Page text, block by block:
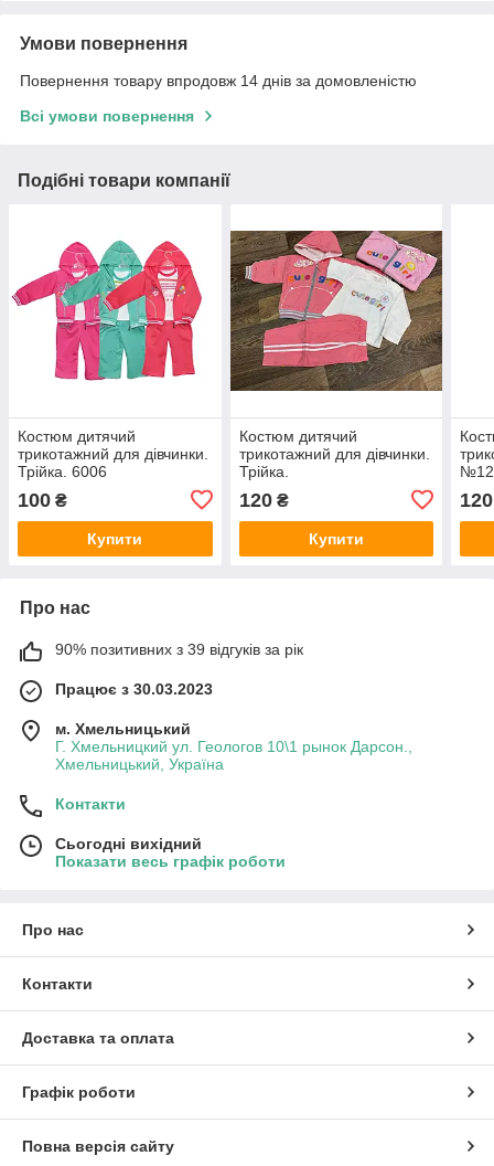
Умови повернення
Повернення товару впродовж 14 днів за домовленістю
Всі умови повернення
Подібні товари компанії
Костюм дитячий
трикотажний для дівчинки.
Трійка. 6006
100 ₴
Купити
Костюм дитячий
трикотажний для дівчинки.
Трійка.
120₴
Купити
120
Про нас
90% позитивних з 39 відгуків за рік
Працює з 30.03.2023
м. Хмельницький
Г. Хмельницкий ул. Геологов 10\1 рынок Дарсон.,
Хмельницький, Україна
Контакти
Сьогодні вихідний
Показати весь графік роботи
Про нас
Контакти
Доставка та оплата
Графік роботи
Повна версія сайту